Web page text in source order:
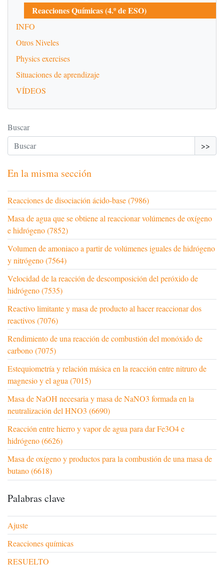
Reacciones Químicas (4.º de ESO)
INFO
Otros Niveles
Physics exercises
Situaciones de aprendizaje
VÍDEOS
Buscar
>>
En la misma sección
Reacciones de disociación ácido-base (7986)
Masa de agua que se obtiene al reaccionar volúmenes de oxígeno
e hidrógeno (7852)
Volumen de amoniaco a partir de volúmenes iguales de hidrógeno
y nitrógeno (7564)
Velocidad de la reacción de descomposición del peróxido de
hidrógeno (7535)
Reactivo limitante y masa de producto al hacer reaccionar dos
reactivos (7076)
Rendimiento de una reacción de combustión del monóxido de
carbono (7075)
Estequiometría y relación másica en la reacción entre nitruro de
magnesio y el agua (7015)
Masa de NaOH necesaria y masa de NaNO3 formada en la
neutralización del HNO3 (6690)
Reacción entre hierro y vapor de agua para dar Fe3O4 e
hidrógeno (6626)
Masa de oxígeno y productos para la combustión de una masa de
butano (6618)
Palabras clave
Ajuste
Reacciones químicas
RESUELTO